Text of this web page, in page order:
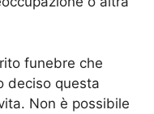
funebre che
deciso questa
Non è possibile